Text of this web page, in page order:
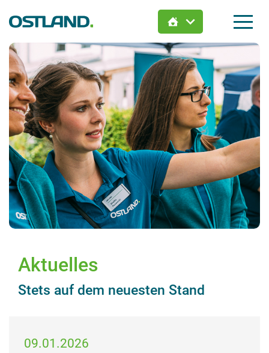
Jetzt Wunsch-Immobilie
finden:
Hier zieht Dein Leben ein.
Aktuelles
Stets auf dem neuesten Stand
09.01.2026